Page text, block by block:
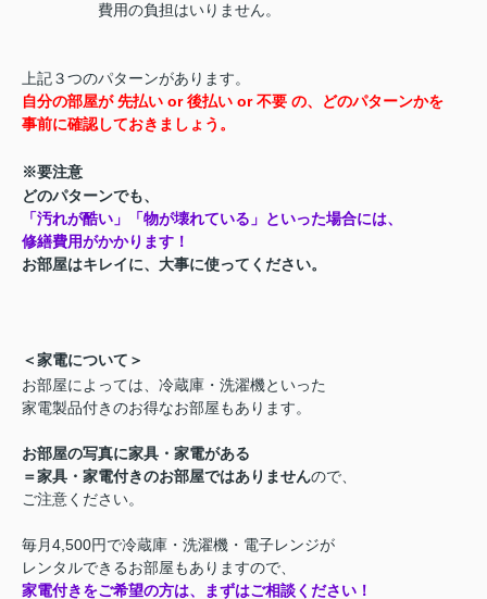
費用の負担はいりません。
上記３つのパターンがあります。
自分の部屋が 先払い or 後払い or 不要 の、どのパターンかを
事前に確認しておきましょう。
※要注意
どのパターンでも、
「汚れが酷い」「物が壊れている」といった場合には、
修繕費用がかかります！
お部屋はキレイに、大事に使ってください。
＜家電について＞
お部屋によっては、冷蔵庫・洗濯機といった
家電製品付きのお得なお部屋もあります。
お部屋の写真に家具・家電がある
＝家具・家電付きのお部屋ではありませんので、
ご注意ください。
毎月4,500円で冷蔵庫・洗濯機・電子レンジが
レンタルできるお部屋もありますので、
家電付きをご希望の方は、まずはご相談ください！